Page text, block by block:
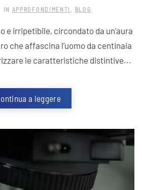
IN APPROFONDIMENTI BLOG
e irripetibile, circondato da un’aura
che affascina l’uomo da centinaia
le caratteristiche distintive...
a leggere